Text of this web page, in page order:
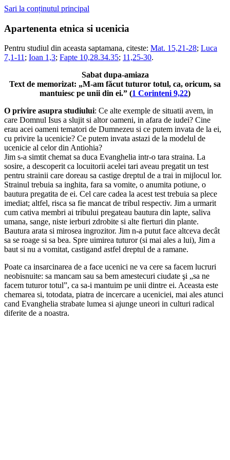
Sari la conținutul principal
Apartenenta etnica si ucenicia
Pentru studiul din aceasta saptamana, citeste: Mat. 15,21-28; Luca
7,1-11; Ioan 1,3; Fapte 10,28.34.35; 11,25-30.
Sabat dupa-amiaza
Text de memorizat: „M-am făcut tuturor totul, ca, oricum, sa
mantuiesc pe unii din ei.” (1 Corinteni 9,22)
O privire asupra studiului: Ce alte exemple de situatii avem, in
care Domnul Isus a slujit si altor oameni, in afara de iudei? Cine
erau acei oameni tematori de Dumnezeu si ce putem invata de la ei,
cu privire la ucenicie? Ce putem invata astazi de la modelul de
ucenicie al celor din Antiohia?
Jim s-a simtit chemat sa duca Evanghelia intr-o tara straina. La
sosire, a descoperit ca locuitorii acelei tari aveau pregatit un test
pentru strainii care doreau sa castige dreptul de a trai in mijlocul lor.
Strainul trebuia sa inghita, fara sa vomite, o anumita potiune, o
bautura pregatita de ei. Cel care cadea la acest test trebuia sa plece
imediat; altfel, risca sa fie mancat de tribul respectiv. Jim a urmarit
cum cativa membri ai tribului pregateau bautura din lapte, saliva
umana, sange, niste ierburi zdrobite si alte fierturi din plante.
Bautura arata si mirosea ingrozitor. Jim n-a putut face altceva decât
sa se roage si sa bea. Spre uimirea tuturor (si mai ales a lui), Jim a
baut si nu a vomitat, castigand astfel dreptul de a ramane.
Poate ca insarcinarea de a face ucenici ne va cere sa facem lucruri
neobisnuite: sa mancam sau sa bem amestecuri ciudate şi „sa ne
facem tuturor totul”, ca sa-i mantuim pe unii dintre ei. Aceasta este
chemarea si, totodata, piatra de incercare a uceniciei, mai ales atunci
cand Evanghelia strabate lumea si ajunge uneori in culturi radical
diferite de a noastra.